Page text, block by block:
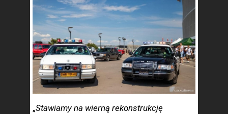
„Stawiamy na wierną rekonstrukcję